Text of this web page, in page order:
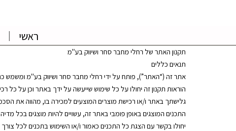
ראשי
תקנון האתר של רחלי מחבר סחר ושיווק בע"מ
תנאים כללים
אתר זה (“האתר”), פותח על ידי רחלי מחבר סחר ושיווק בע"מ ומשמש
הוראות תקנון זה יחולו על כל שימוש שייעשה על ידך באתר וכן על
גלישתך באתר ו/או רכישת מוצרים המוצעים למכירה בו, מהווה את
התכנים המוצגים באופן פומבי באתר זה, עשויים להיות מוצגים בכל
יחולו בקשר עם הצגת כל התכנים כאמור ו/או השימוש בתכנים לכל צורך